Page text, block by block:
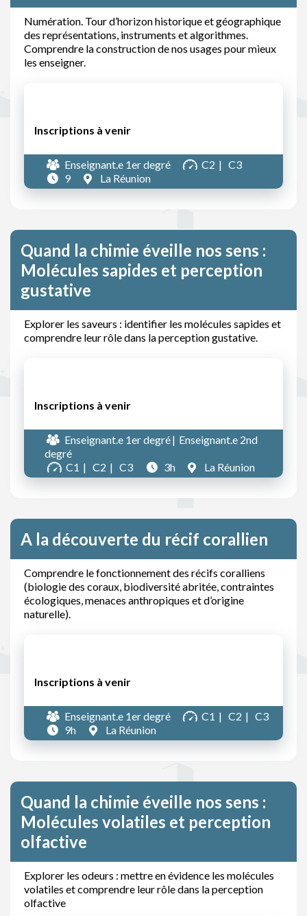
Numération. Tour d’horizon historique et géographique
des représentations, instruments et algorithmes.
Comprendre la construction de nos usages pour mieux
les enseigner.
Inscriptions à venir
Enseignant.e 1er degré C2
C3
9
La Réunion
Quand la chimie éveille nos sens :
Molécules sapides et perception
gustative
Explorer les saveurs : identifier les molécules sapides et
comprendre leur rôle dans la perception gustative.
Inscriptions à venir
Enseignant.e 1er degré
Enseignant.e 2nd
degré
C1
C2 C3 3h La Réunion
A la découverte du récif corallien
Comprendre le fonctionnement des récifs coralliens
(biologie des coraux, biodiversité abritée, contraintes
écologiques, menaces anthropiques et d’origine
naturelle).
Inscriptions à venir
Enseignant.e 1er degré C1 C2
C3
9h
La Réunion
Quand la chimie éveille nos sens :
Molécules volatiles et perception
olfactive
Explorer les odeurs : mettre en évidence les molécules
volatiles et comprendre leur rôle dans la perception
olfactive